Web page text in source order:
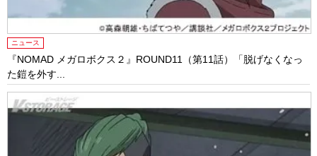
ニュース
『NOMAD メガロボクス２』ROUND11（第11話）「脱げなくなっ
た鎧を外す...